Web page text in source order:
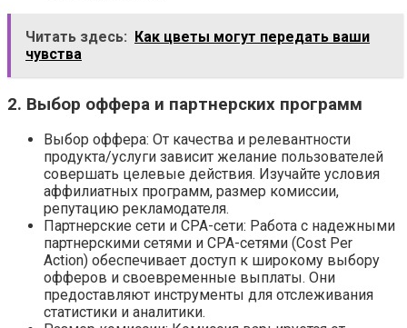
Читать здесь: Как цветы могут передать ваши
чувства
2. Выбор оффера и партнерских программ
Выбор оффера: От качества и релевантности
продукта/услуги зависит желание пользователей
совершать целевые действия. Изучайте условия
аффилиатных программ, размер комиссии,
репутацию рекламодателя.
Партнерские сети и CPA-сети: Работа с надежными
партнерскими сетями и CPA-сетями (Cost Per
Action) обеспечивает доступ к широкому выбору
офферов и своевременные выплаты. Они
предоставляют инструменты для отслеживания
статистики и аналитики.